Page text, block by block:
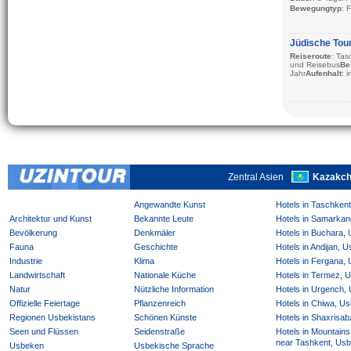
Bewegungtyp:
Aufenhalt
: In
Beschreibung:
Jüdische
Reiseroute:
und Reisebus
JahrAufenhalt:
Zentral Asien
Angewandte Kunst
Architektur und Kunst
Bekannte Leute
Bevölkerung
Denkmäler
Fauna
Geschichte
Industrie
Klima
Landwirtschaft
Nationale Küche
Natur
Nützliche Information
Offizielle Feiertage
Pflanzenreich
Regionen Usbekistans
Schönen Künste
Seen und Flüssen
Seidenstraße
Usbeken
Usbekische Sprache
Hotels in
Hotels in
Hotels in Buchara,
Hotels in Andijan,
Hotels in Fergana,
Hotels in Termez,
Hotels in Urgench,
Hotels in Chiwa,
Hotels in
Hotels in
near Tashkent,